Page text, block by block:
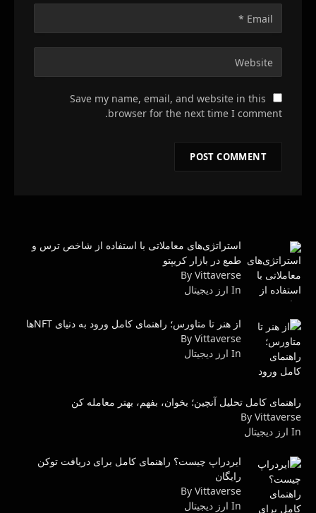
Save my name, email, and website in this
browser for the next time I comment.
استراتژی‌های معاملاتی با استفاده از شاخص ترس و
طمع در بازار کریپتو
By Vittaverse
In ارز دیجیتال
از هنر تا متاورس؛ راهنمای کامل ورود به دنیای NFTها
By Vittaverse
In ارز دیجیتال
راهنمای کامل تحلیل آنچین؛ بخوان، بفهم، بهتر معامله کن
By Vittaverse
In ارز دیجیتال
ایردراپ چیست؟ راهنمای کامل برای دریافت توکن
رایگان
By Vittaverse
In ارز دیجیتال